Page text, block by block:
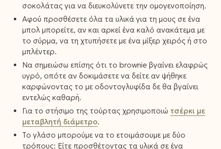
σοκολάτας για να διευκολύνετε την ομογενοποίηση.
Αφού προσθέσετε όλα τα υλικά για τη μους σε ένα
μπολ μπορείτε, αν και αρκεί ένα καλό ανακάτεμα με
το σύρμα, να τη χτυπήσετε με ένα μίξερ χειρός ή στο
μπλέντερ.
Να σημειώσω επίσης ότι το brownie βγαίνει ελαφρώς
υγρό, οπότε αν δοκιμάσετε να δείτε αν ψήθηκε
καρφώνοντας το με οδοντογλυφίδα δε θα βγαίνει
εντελώς καθαρή.
Για το στήσιμο της τούρτας χρησιμοποιώ τσέρκι με
μεταβλητή διάμετρο.
Το γλάσο μπορούμε να το ετοιμάσουμε με δύο
τρόπους: Είτε προσθέτοντας τα υλικά σε ένα